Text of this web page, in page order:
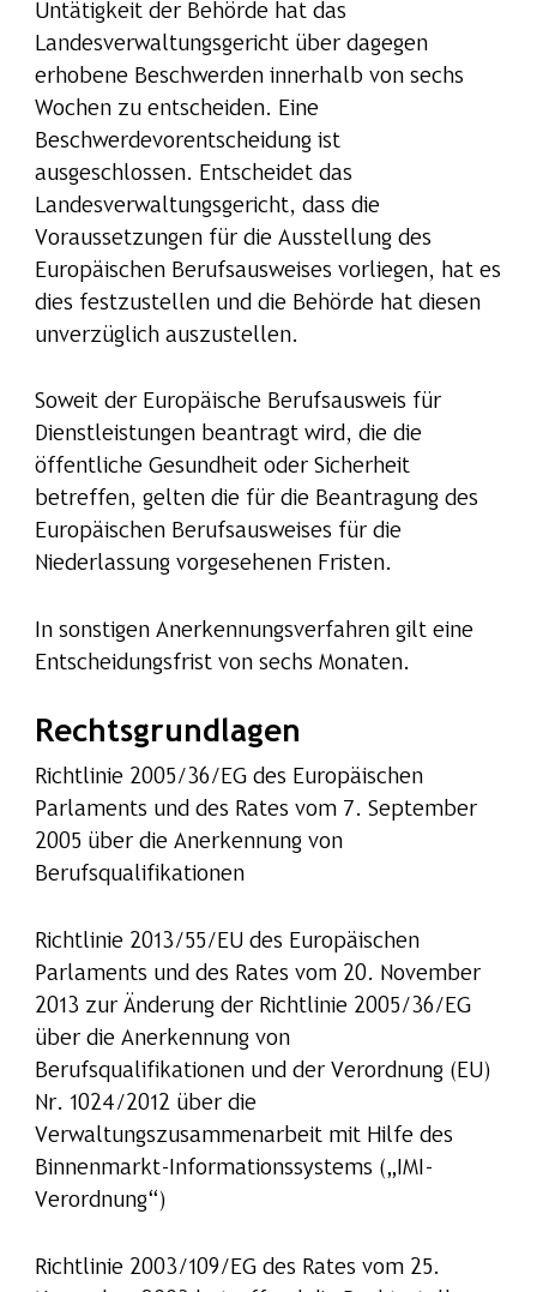
Untätigkeit der Behörde hat das
Landesverwaltungsgericht über dagegen
erhobene Beschwerden innerhalb von sechs
Wochen zu entscheiden. Eine
Beschwerdevorentscheidung ist
ausgeschlossen. Entscheidet das
Landesverwaltungsgericht, dass die
Voraussetzungen für die Ausstellung des
Europäischen Berufsausweises vorliegen, hat es
dies festzustellen und die Behörde hat diesen
unverzüglich auszustellen.
Soweit der Europäische Berufsausweis für
Dienstleistungen beantragt wird, die die
öffentliche Gesundheit oder Sicherheit
betreffen, gelten die für die Beantragung des
Europäischen Berufsausweises für die
Niederlassung vorgesehenen Fristen.
In sonstigen Anerkennungsverfahren gilt eine
Entscheidungsfrist von sechs Monaten.
Rechtsgrundlagen
Richtlinie 2005/36/EG des Europäischen
Parlaments und des Rates vom 7. September
2005 über die Anerkennung von
Berufsqualifikationen
Richtlinie 2013/55/EU des Europäischen
Parlaments und des Rates vom 20. November
2013 zur Änderung der Richtlinie 2005/36/EG
über die Anerkennung von
Berufsqualifikationen und der Verordnung (EU)
Nr. 1024/2012 über die
Verwaltungszusammenarbeit mit Hilfe des
Binnenmarkt-Informationssystems („IMI-
Verordnung“)
Richtlinie 2003/109/EG des Rates vom 25.